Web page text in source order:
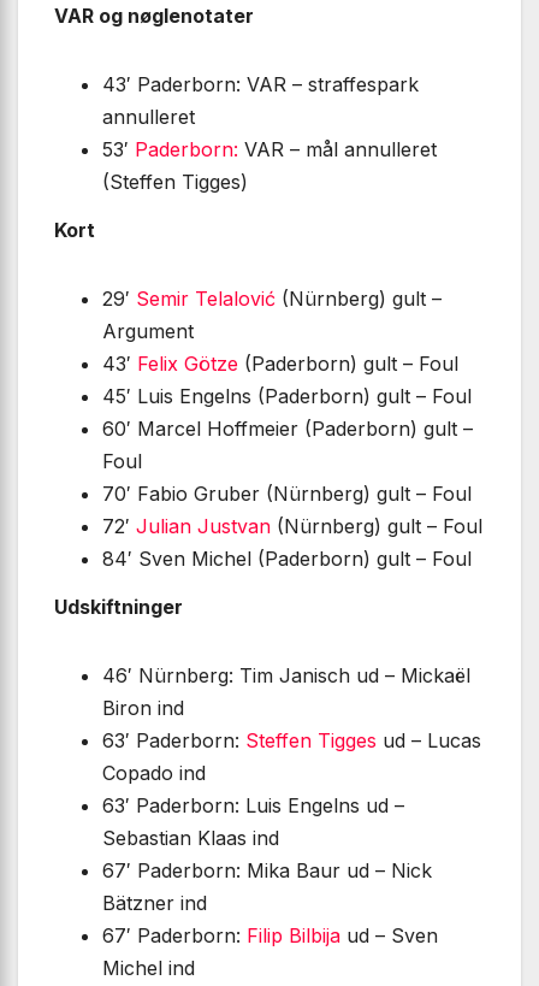
VAR og nøglenotater
43′ Paderborn: VAR – straffespark
annulleret
53′ Paderborn: VAR – mål annulleret
(Steffen Tigges)
Kort
29′ Semir Telalović (Nürnberg) gult –
Argument
43′ Felix Götze (Paderborn) gult – Foul
45′ Luis Engelns (Paderborn) gult – Foul
60′ Marcel Hoffmeier (Paderborn) gult –
Foul
70′ Fabio Gruber (Nürnberg) gult – Foul
72′ Julian Justvan (Nürnberg) gult – Foul
84′ Sven Michel (Paderborn) gult – Foul
Udskiftninger
46′ Nürnberg: Tim Janisch ud – Mickaël
Biron ind
63′ Paderborn: Steffen Tigges ud – Lucas
Copado ind
63′ Paderborn: Luis Engelns ud –
Sebastian Klaas ind
67′ Paderborn: Mika Baur ud – Nick
Bätzner ind
67′ Paderborn: Filip Bilbija ud – Sven
Michel ind